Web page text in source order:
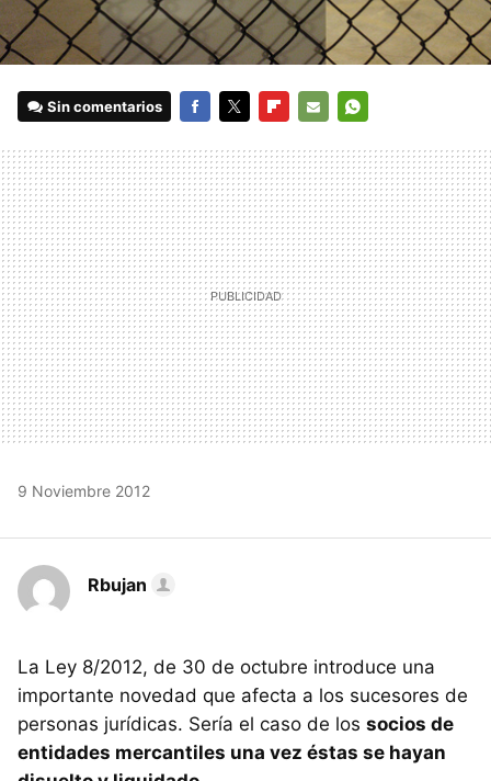
Sin comentarios
MAIL
9 Noviembre 2012
Rbujan
La Ley 8/2012, de 30 de octubre introduce una
importante novedad que afecta a los sucesores de
personas jurídicas. Sería el caso de los socios de
entidades mercantiles una vez éstas se hayan